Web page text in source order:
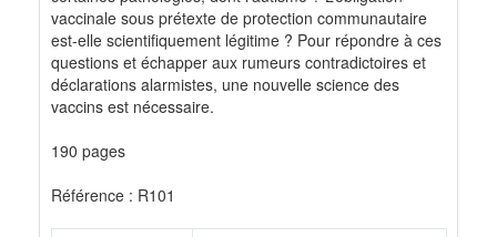
vaccinale sous prétexte de protection communautaire
est-elle scientifiquement légitime ? Pour répondre à ces
questions et échapper aux rumeurs contradictoires et
déclarations alarmistes, une nouvelle science des
vaccins est nécessaire.
190 pages
Référence : R101